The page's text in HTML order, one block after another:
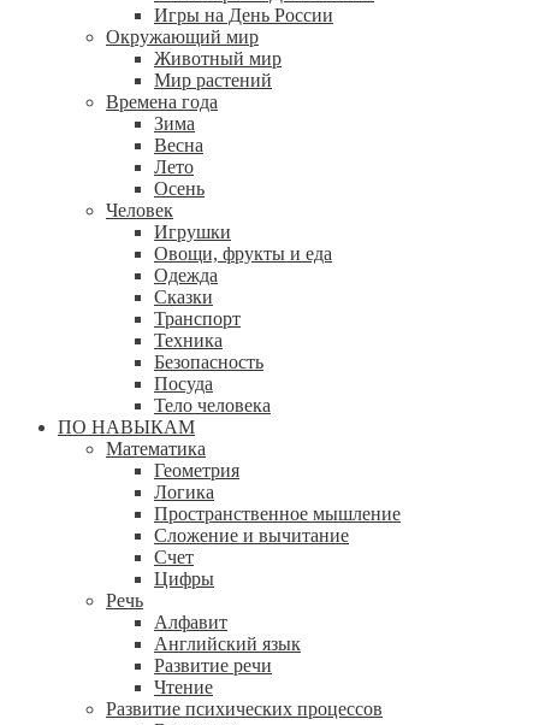
Игры на День России
Окружающий мир
Животный мир
Мир растений
Времена года
Зима
Весна
Лето
Осень
Человек
Игрушки
Овощи, фрукты и еда
Одежда
Сказки
Транспорт
Техника
Безопасность
Посуда
Тело человека
ПО НАВЫКАМ
Математика
Геометрия
Логика
Пространственное мышление
Сложение и вычитание
Счет
Цифры
Речь
Алфавит
Английский язык
Развитие речи
Чтение
Развитие психических процессов